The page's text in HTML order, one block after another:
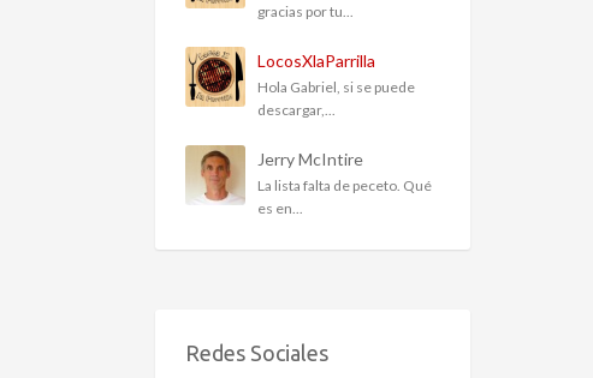
gracias por tu...
LocosXlaParrilla
Hola Gabriel, si se puede
descargar,...
Jerry McIntire
La lista falta de peceto. Qué
es en...
Redes Sociales